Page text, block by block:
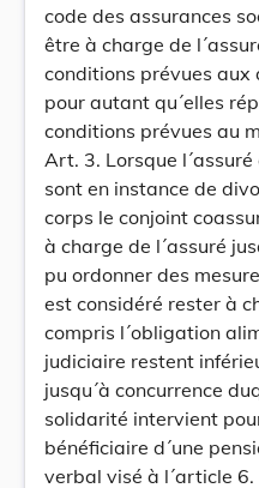
code des assurances
être à charge de
conditions prévues
pour autant qu´elles
conditions prévues au
Art. 3. Lorsque
sont en instance de
corps le conjoint
à charge de l´assuré
pu ordonner des
est considéré rester à
compris l´obligation
judiciaire restent
jusqu´à concurrence
solidarité intervient
bénéficiaire d´une
verbal visé à l´article 6.